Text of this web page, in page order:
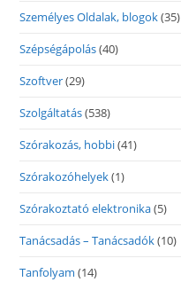
Személyes Oldalak, blogok(35)
Szépségápolás(40)
Szoftver(29)
Szolgáltatás(538)
Szórakozás, hobbi(41)
Szórakozóhelyek(1)
Szórakoztató elektronika(5)
Tanácsadás – Tanácsadók(10)
Tanfolyam (14)